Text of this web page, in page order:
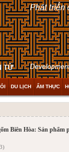
DU LỊCH ẨM THỰC
Biên Hòa: Sản phẩm